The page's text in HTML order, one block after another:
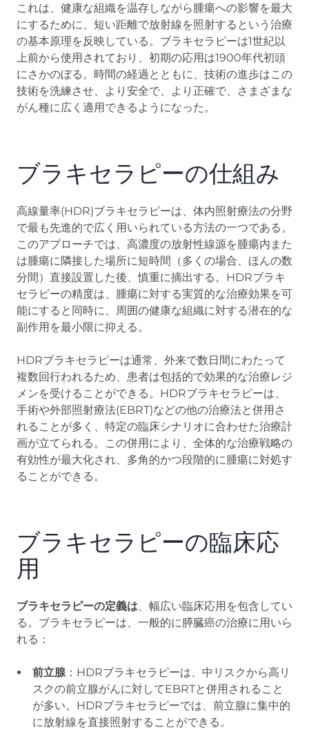
これは、健康な組織を温存しながら腫瘍への影響を最大
にするために、短い距離で放射線を照射するという治療
の基本原理を反映している。ブラキセラピーは1世紀以
上前から使用されており、初期の応用は1900年代初頭
にさかのぼる。時間の経過とともに、技術の進歩はこの
技術を洗練させ、より安全で、より正確で、さまざまな
がん種に広く適用できるようになった。
ブラキセラピーの仕組み
高線量率(HDR)ブラキセラピーは、体内照射療法の分野
で最も先進的で広く用いられている方法の一つである。
このアプローチでは、高濃度の放射性線源を腫瘍内また
は腫瘍に隣接した場所に短時間（多くの場合、ほんの数
分間）直接設置した後、慎重に摘出する。HDRブラキ
セラピーの精度は、腫瘍に対する実質的な治療効果を可
能にすると同時に、周囲の健康な組織に対する潜在的な
副作用を最小限に抑える。
HDRブラキセラピーは通常、外来で数日間にわたって
複数回行われるため、患者は包括的で効果的な治療レジ
メンを受けることができる。HDRブラキセラピーは、
手術や外部照射療法(EBRT)などの他の治療法と併用さ
れることが多く、特定の臨床シナリオに合わせた治療計
画が立てられる。この併用により、全体的な治療戦略の
有効性が最大化され、多角的かつ段階的に腫瘍に対処す
ることができる。
ブラキセラピーの臨床応
用
ブラキセラピーの定義は 、幅広い臨床応用を包含してい
る。ブラキセラピーは、一般的に膵臓癌の治療に用いら
れる：
前立腺 ：HDRブラキセラピーは、中リスクから高リ
スクの前立腺がんに対してEBRTと併用されること
が多い。HDRブラキセラピーでは、前立腺に集中的
に放射線を直接照射することができる。